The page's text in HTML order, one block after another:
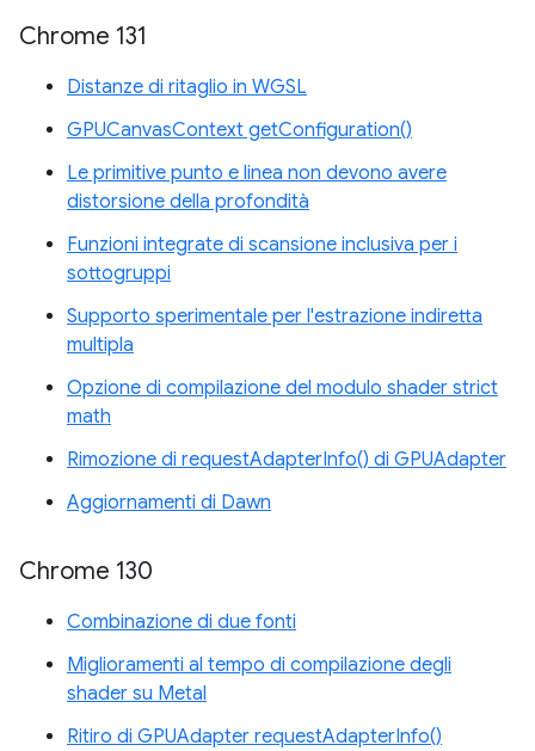
Chrome 131
Distanze di ritaglio in WGSL
GPUCanvasContext getConfiguration()
Le primitive punto e linea non devono avere
distorsione della profondità
Funzioni integrate di scansione inclusiva per i
sottogruppi
Supporto sperimentale per l'estrazione indiretta
multipla
Opzione di compilazione del modulo shader strict
math
Rimozione di requestAdapterInfo() di GPUAdapter
Aggiornamenti di Dawn
Chrome 130
Combinazione di due fonti
Miglioramenti al tempo di compilazione degli
shader su Metal
Ritiro di GPUAdapter requestAdapterInfo()